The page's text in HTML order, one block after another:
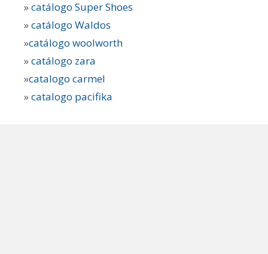
»catálogo Super Shoes
»catálogo Waldos
»catálogo woolworth
»catálogo zara
»catalogo carmel
»catalogo pacifika